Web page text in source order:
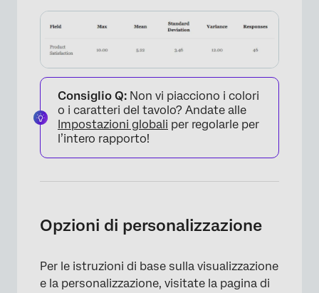
Consiglio Q: Non vi piacciono i colori
o i caratteri del tavolo? Andate alle
Impostazioni globali per regolarle per
l’intero rapporto!
Opzioni di personalizzazione
Per le istruzioni di base sulla visualizzazione
e la personalizzazione, visitate la pagina di